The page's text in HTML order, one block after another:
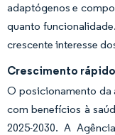
adaptógenos e
quanto
crescente interesse
Crescimento
O posicionamento da
com benefícios à
2025-2030. A